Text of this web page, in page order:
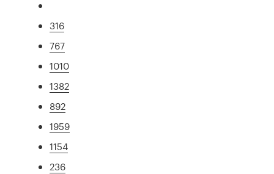
316
767
1010
1382
892
1959
1154
236